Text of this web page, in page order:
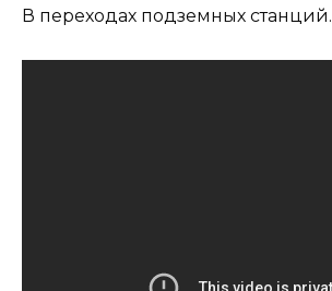
В пеpеходах подземных станций.